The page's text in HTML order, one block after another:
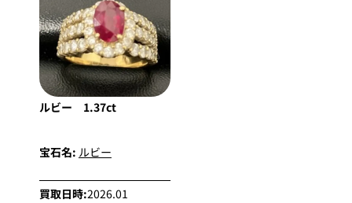
ルビー 1.37ct
宝石名: ルビー
買取日時:2026.01